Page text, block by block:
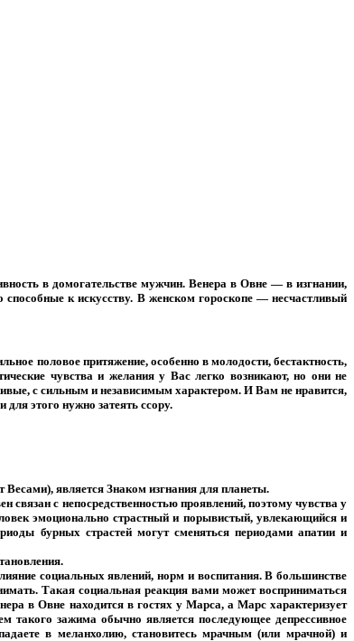
в домогательстве мужчин. Венера в Овне — в изгнании,
к искусству. В женском гороскопе — несчастливый
половое притяжение, особенно в молодости, бестактность,
чувства и желания у Вас легко возникают, но они не
с сильным и независимым характером. И Вам не нравится,
этого нужно затеять ссору.
является Знаком изгнания для планеты.
с непосредственностью проявлений, поэтому чувства у
эмоционально страстный и порывистый, увлекающийся и
бурных страстей могут сменяться периодами апатии и
социальных явлений, норм и воспитания. В большинстве
Такая социальная реакция вами может восприниматься
в Овне находится в гостях у Марса, а Марс характеризует
такого зажима обычно является последующее депрессивное
в меланхолию, становитесь мрачным (или мрачной) и